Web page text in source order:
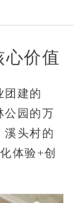
心价值
团建的
公园 的万
溪头村的
体验+创